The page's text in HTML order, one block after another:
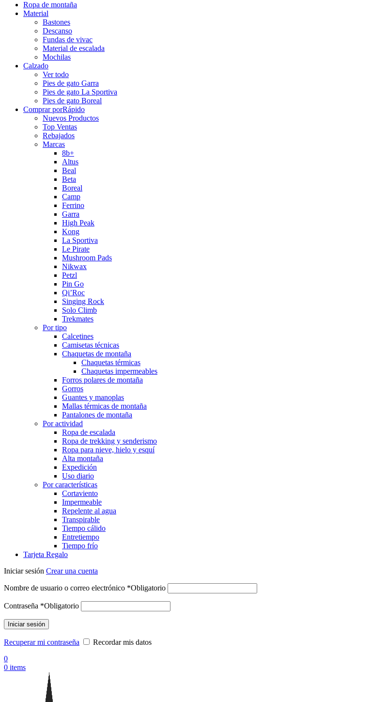
Ropa de montaña
Material
Bastones
Descanso
Fundas de vivac
Material de escalada
Mochilas
Calzado
Ver todo
Pies de gato Garra
Pies de gato La Sportiva
Pies de gato Boreal
Comprar porRápido
Nuevos Productos
Top Ventas
Rebajados
Marcas
8b+
Altus
Beal
Beta
Boreal
Camp
Ferrino
Garra
High Peak
Kong
La Sportiva
Le Pirate
Mushroom Pads
Nikwax
Petzl
Pin Go
Qi’Roc
Singing Rock
Solo Climb
Trekmates
Por tipo
Calcetines
Camisetas técnicas
Chaquetas de montaña
Chaquetas térmicas
Chaquetas impermeables
Forros polares de montaña
Gorros
Guantes y manoplas
Mallas térmicas de montaña
Pantalones de montaña
Por actividad
Ropa de escalada
Ropa de trekking y senderismo
Ropa para nieve, hielo y esquí
Alta montaña
Expedición
Uso diario
Por características
Cortaviento
Impermeable
Repelente al agua
Transpirable
Tiempo cálido
Entretiempo
Tiempo frío
Tarjeta Regalo
Iniciar sesión Crear una cuenta
Nombre de usuario o correo electrónico *Obligatorio
Contraseña *Obligatorio
Iniciar sesión
Recuperar mi contraseña
Recordar mis datos
0
0 items